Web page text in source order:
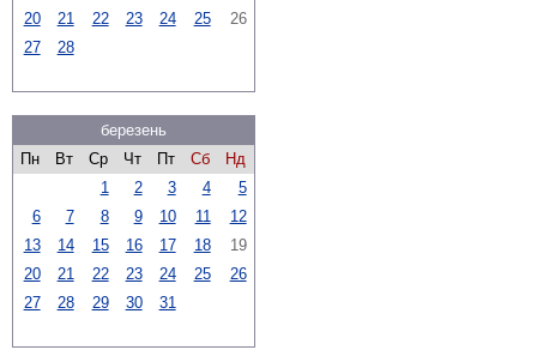
20 21 22 23 24 25
26
27
28
березень
Пн
Вт Ср Чт Пт Сб
Нд
1
2 3 4
5
6
7 8 9 10 11
12
13
14 15 16 17 18
19
20
21 22 23 24 25
26
27
28 29 30 31